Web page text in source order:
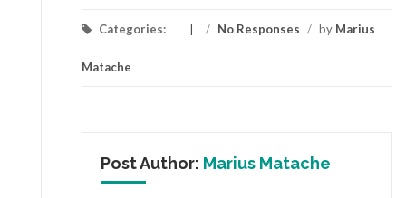
Categories: / No Responses / by Marius
Matache
Post Author: Marius Matache